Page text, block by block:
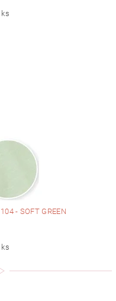
- SOFT GREEN